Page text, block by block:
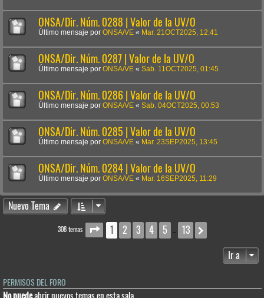
ONSA/Dir. Núm. 0288 | Valor de la UV/O
Último mensaje por ONSA/VE « Mar. 21OCT2025, 12:41
ONSA/Dir. Núm. 0287 | Valor de la UV/O
Último mensaje por ONSA/VE « Sab. 11OCT2025, 01:45
ONSA/Dir. Núm. 0286 | Valor de la UV/O
Último mensaje por ONSA/VE « Sab. 04OCT2025, 00:53
ONSA/Dir. Núm. 0285 | Valor de la UV/O
Último mensaje por ONSA/VE « Mar. 23SEP2025, 13:45
ONSA/Dir. Núm. 0284 | Valor de la UV/O
Último mensaje por ONSA/VE « Mar. 16SEP2025, 11:29
Nuevo Tema
308 temas Página1 de 13
1 2 3 4 5 … 13
Ir a
PERMISOS DEL FORO
No puedeabrir nuevos temas en esta sala